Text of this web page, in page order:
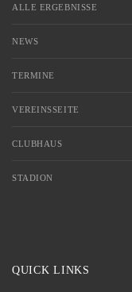
ALLE ERGEBNISSE
NEWS
TERMINE
VEREINSSEITE
CLUBHAUS
STADION
QUICK LINKS